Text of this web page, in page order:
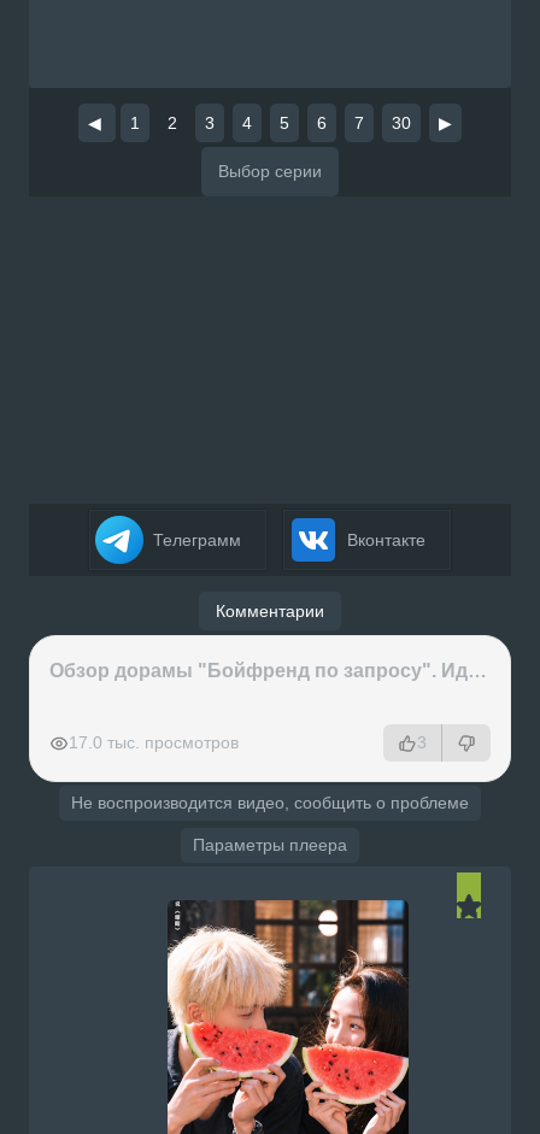
◀ 1 2 3 4 5 6 7 30 ▶
Телеграмм Вконтакте
Комментарии
Обзор дорамы "Бойфренд по запросу". Идеальный парень за деньги или обычные отношения?
17.0 тыс. просмотров 3
Не воспроизводится видео, сообщить о проблеме
Параметры плеера